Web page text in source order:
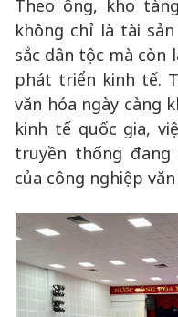
Theo ông, kho
không chỉ là tài
sắc dân tộc mà còn
phát triển kinh tế.
văn hóa ngày càng
kinh tế quốc gia,
truyền thống đang
của công nghiệp